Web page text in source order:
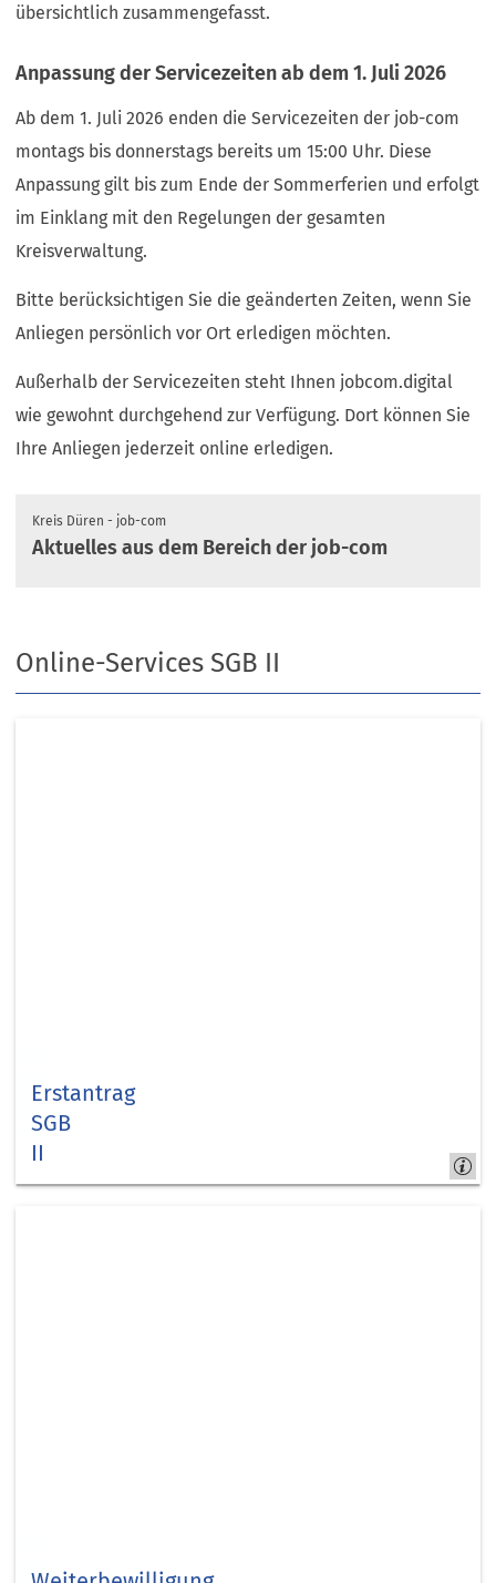
übersichtlich zusammengefasst.
Anpassung der Servicezeiten ab dem 1. Juli 2026
Ab dem 1. Juli 2026 enden die Servicezeiten der job-com
montags bis donnerstags bereits um 15:00 Uhr. Diese
Anpassung gilt bis zum Ende der Sommerferien und erfolgt
im Einklang mit den Regelungen der gesamten
Kreisverwaltung.
Bitte berücksichtigen Sie die geänderten Zeiten, wenn Sie
Anliegen persönlich vor Ort erledigen möchten.
Außerhalb der Servicezeiten steht Ihnen jobcom.digital
wie gewohnt durchgehend zur Verfügung. Dort können Sie
Ihre Anliegen jederzeit online erledigen.
Kreis Düren - job-com
Aktuelles aus dem Bereich der job-com
Online-Services SGB II
Erstantrag
SGB
II